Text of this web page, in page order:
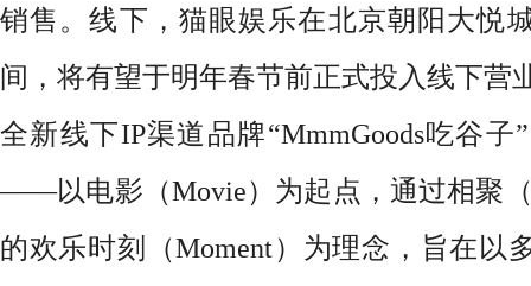
销售 。线下，猫眼娱乐在北京朝阳大悦
间， 将有望于明年春节前正式投入线下营
全新线下IP渠道品牌“MmmGoods吃谷子”
——以电影（Movie）为起点，通过相聚
的欢乐时刻（Moment）为理念，旨在以